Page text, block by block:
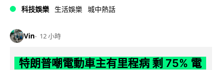
科技娛樂 生活娛樂 城中熱話
Vin 12 小時
特朗普嘲電動車主有里程病 剩 75% 電